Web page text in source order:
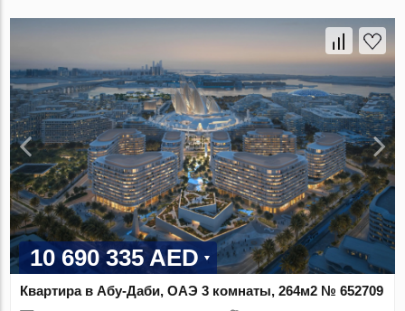
10 690 335 AED
Квартира в Абу-Даби, ОАЭ 3 комнаты, 264м2 № 652709